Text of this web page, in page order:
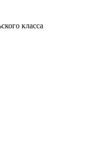
класса